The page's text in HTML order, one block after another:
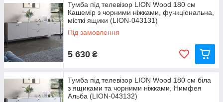
Тумба під телевізор LION Wood 180 см
Кашемір з чорними ніжками, функціональна,
місткі ящики (LION-043131)
Під замовлення
5 630 ₴
Тумба під телевізор LION Wood 180 см біла
з ящиками та чорними ніжками, Нимфея
Альба (LION-043132)